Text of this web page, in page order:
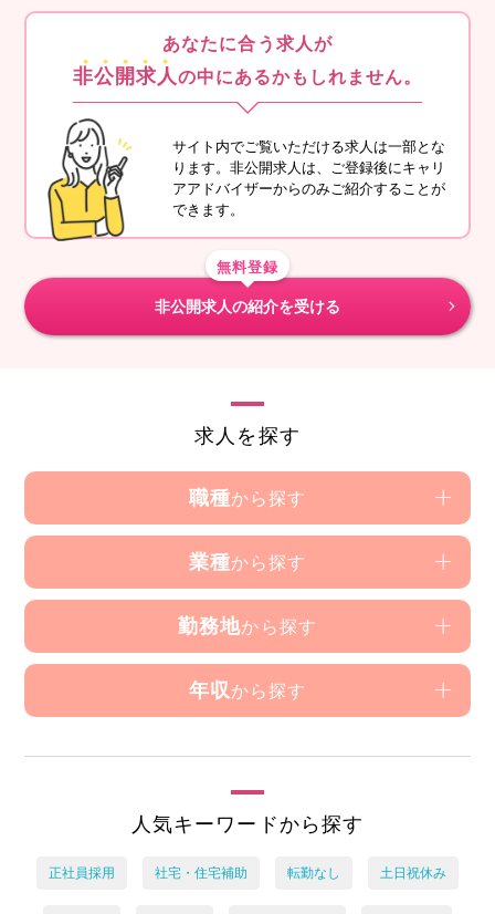
あなたに合う求人が
非公開求人の中にあるかもしれません。
サイト内でご覧いただける求人は一部とな
ります。非公開求人は、ご登録後にキャリ
アアドバイザーからのみご紹介することが
できます。
無料登録
非公開求人の紹介を受ける
求人を探す
職種から探す
業種から探す
勤務地から探す
年収 から探す
人気キーワードから探す
正社員採用 社宅・住宅補助 転勤なし 土日祝休み